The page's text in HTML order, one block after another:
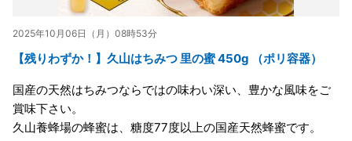
2025年10月06日（月）08時53分
【残りわずか！】久山はちみつ 里の蜜 450g （ポリ容器）
国産の天然はちみつならではの味わい深い、豊かな風味をご
賞味下さい。
久山養蜂場の蜂蜜は、糖度77度以上の国産天然蜂蜜です。